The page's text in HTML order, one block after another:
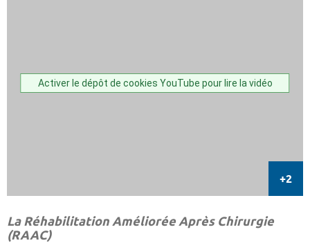
Activer le dépôt de cookies YouTube pour lire la vidéo
La Réhabilitation Améliorée Après Chirurgie
(RAAC)